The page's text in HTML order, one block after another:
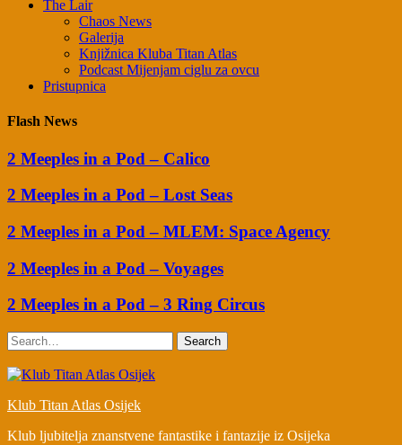
The Lair
Chaos News
Galerija
Knjižnica Kluba Titan Atlas
Podcast Mijenjam ciglu za ovcu
Pristupnica
Flash News
2 Meeples in a Pod – Calico
2 Meeples in a Pod – Lost Seas
2 Meeples in a Pod – MLEM: Space Agency
2 Meeples in a Pod – Voyages
2 Meeples in a Pod – 3 Ring Circus
Search
Klub Titan Atlas Osijek
Klub ljubitelja znanstvene fantastike i fantazije iz Osijeka